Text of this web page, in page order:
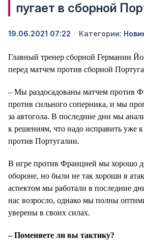
пугает в сборной
19.06.2021 07:22 Категории:
Главный тренер сборной Германии
перед матчем против сборной
– Мы раздосадованы матчем против
против сильного соперника, и мы
за автогола. В последние дни мы
к решениям, что надо исправить уже к
против Португалии.
В игре против Францией мы хорошо
обороне, но были не так хороши в
аспектом мы работали в последние
нас возросло, однако мы полны
уверены в своих силах.
– Поменяете ли вы тактику?